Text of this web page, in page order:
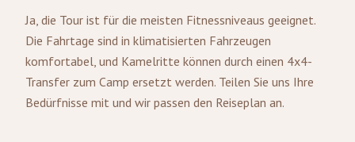
Ja, die Tour ist für die meisten Fitnessniveaus geeignet.
Die Fahrtage sind in klimatisierten Fahrzeugen
komfortabel, und Kamelritte können durch einen 4x4-
Transfer zum Camp ersetzt werden. Teilen Sie uns Ihre
Bedürfnisse mit und wir passen den Reiseplan an.